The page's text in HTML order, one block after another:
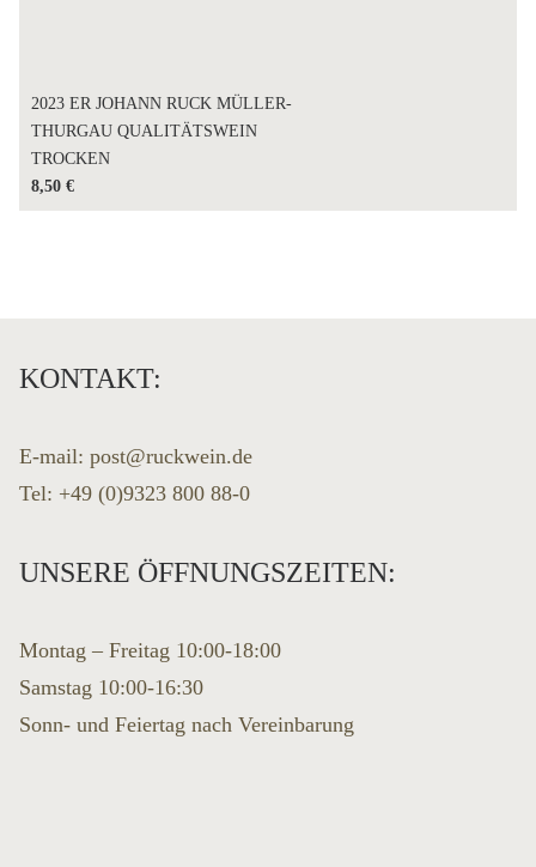
2023 ER JOHANN RUCK MÜLLER-
THURGAU QUALITÄTSWEIN
TROCKEN
8,50€
KONTAKT:
E-mail: post@ruckwein.de
Tel: +49 (0)9323 800 88-0
UNSERE ÖFFNUNGSZEITEN:
Montag – Freitag 10:00-18:00
Samstag 10:00-16:30
Sonn- und Feiertag nach Vereinbarung